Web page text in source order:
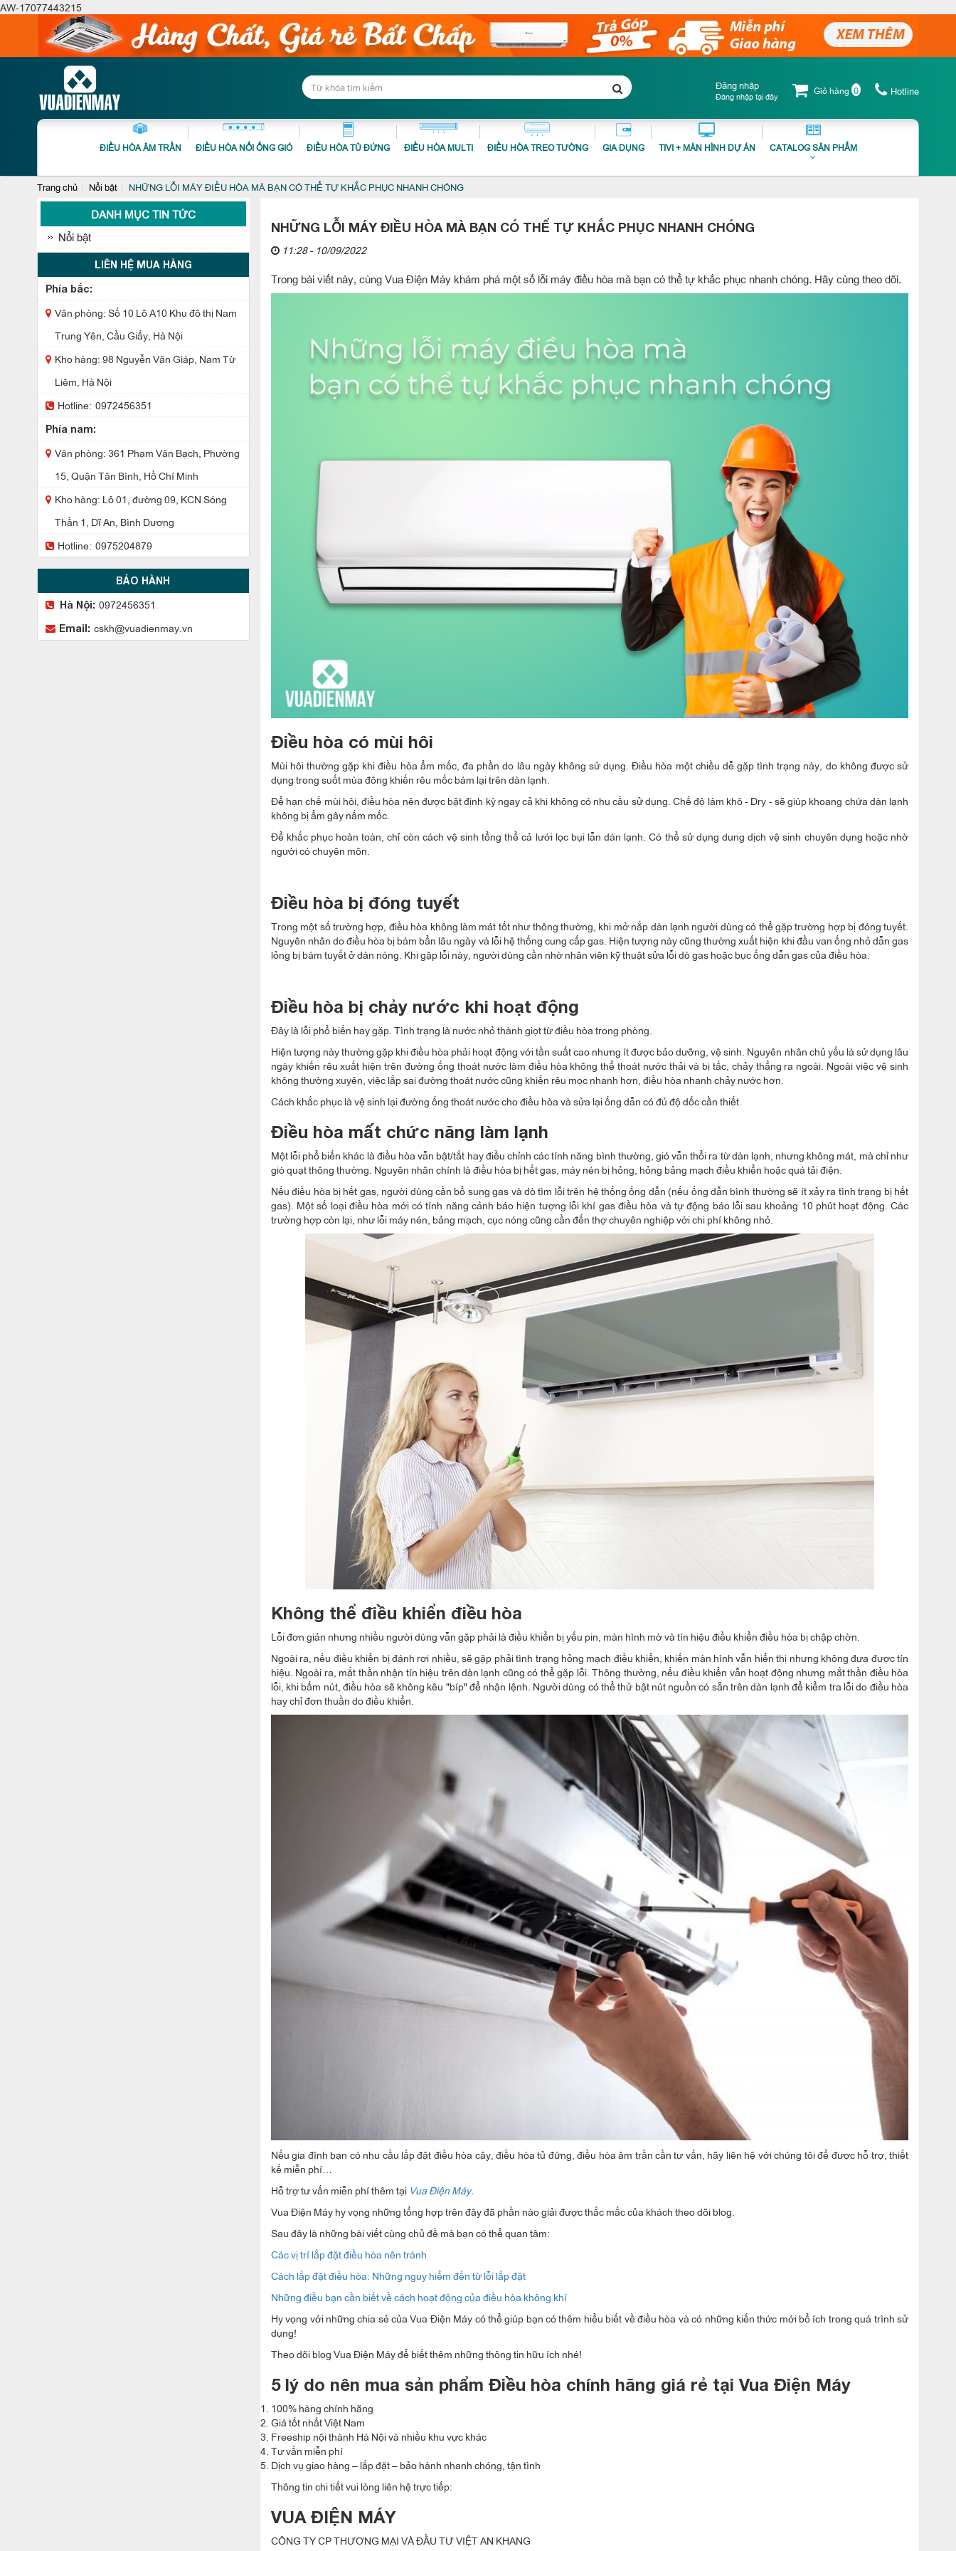
AW-17077443215
Hotline
Giỏ hàng 0
Đăng nhập
Đăng nhập tại đây
ĐIỀU HÒA ÂM TRẦN ĐIỀU HÒA NỐI ỐNG GIÓ ĐIỀU HÒA TỦ ĐỨNG ĐIỀU HÒA MULTI ĐIỀU HÒA TREO TƯỜNG GIA DỤNG TIVI + MÀN HÌNH DỰ ÁN CATALOG SẢN PHẨM
Trang chủ Nổi bật NHỮNG LỖI MÁY ĐIỀU HÒA MÀ BẠN CÓ THỂ TỰ KHẮC PHỤC NHANH CHÓNG
DANH MỤC TIN TỨC
Nổi bật
LIÊN HỆ MUA HÀNG
Phía bắc:
Văn phòng: Số 10 Lô A10 Khu đô thị Nam
Trung Yên, Cầu Giấy, Hà Nội
Kho hàng: 98 Nguyễn Văn Giáp, Nam Từ
Liêm, Hà Nội
Hotline: 0972456351
Phía nam:
Văn phòng: 361 Phạm Văn Bạch, Phường
15, Quận Tân Bình, Hồ Chí Minh
Kho hàng: Lô 01, đường 09, KCN Sóng
Thần 1, Dĩ An, Bình Dương
Hotline: 0975204879
BẢO HÀNH
Hà Nội: 0972456351
Email: cskh@vuadienmay.vn
NHỮNG LỖI MÁY ĐIỀU HÒA MÀ BẠN CÓ THỂ TỰ KHẮC PHỤC NHANH CHÓNG
11:28 - 10/09/2022
Trong bài viết này, cùng Vua Điện Máy khám phá một số lỗi máy điều hòa mà bạn có thể tự khắc phục nhanh chóng. Hãy cùng theo dõi.
Điều hòa có mùi hôi
Mùi hôi thường gặp khi điều hòa ẩm mốc, đa phần do lâu ngày không sử dụng. Điều hòa một chiều dễ gặp tình trạng này, do không được sử
dụng trong suốt mùa đông khiến rêu mốc bám lại trên dàn lạnh.
Để hạn chế mùi hôi, điều hòa nên được bật định kỳ ngay cả khi không có nhu cầu sử dụng. Chế độ làm khô - Dry - sẽ giúp khoang chứa dàn lạnh
không bị ẩm gây nấm mốc.
Để khắc phục hoàn toàn, chỉ còn cách vệ sinh tổng thể cả lưới lọc bụi lẫn dàn lạnh. Có thể sử dụng dung dịch vệ sinh chuyên dụng hoặc nhờ
người có chuyên môn.
Điều hòa bị đóng tuyết
Trong một số trường hợp, điều hòa không làm mát tốt như thông thường, khi mở nắp dàn lạnh người dùng có thể gặp trường hợp bị đóng tuyết.
Nguyên nhân do điều hòa bị bám bẩn lâu ngày và lỗi hệ thống cung cấp gas. Hiện tượng này cũng thường xuất hiện khi đầu van ống nhỏ dẫn gas
lỏng bị bám tuyết ở dàn nóng. Khi gặp lỗi này, người dùng cần nhờ nhân viên kỹ thuật sửa lỗi dò gas hoặc bục ống dẫn gas của điều hòa.
Điều hòa bị chảy nước khi hoạt động
Đây là lỗi phổ biến hay gặp. Tình trạng là nước nhỏ thành giọt từ điều hòa trong phòng.
Hiện tượng này thường gặp khi điều hòa phải hoạt động với tần suất cao nhưng ít được bảo dưỡng, vệ sinh. Nguyên nhân chủ yếu là sử dụng lâu
ngày khiến rêu xuất hiện trên đường ống thoát nước làm điều hòa không thể thoát nước thải và bị tắc, chảy thẳng ra ngoài. Ngoài việc vệ sinh
không thường xuyên, việc lắp sai đường thoát nước cũng khiến rêu mọc nhanh hơn, điều hòa nhanh chảy nước hơn.
Cách khắc phục là vệ sinh lại đường ống thoát nước cho điều hòa và sửa lại ống dẫn có đủ độ dốc cần thiết.
Điều hòa mất chức năng làm lạnh
Một lỗi phổ biến khác là điều hòa vẫn bật/tắt hay điều chỉnh các tính năng bình thường, gió vẫn thổi ra từ dàn lạnh, nhưng không mát, mà chỉ như
gió quạt thông thường. Nguyên nhân chính là điều hòa bị hết gas, máy nén bị hỏng, hỏng bảng mạch điều khiển hoặc quá tải điện.
Nếu điều hòa bị hết gas, người dùng cần bổ sung gas và dò tìm lỗi trên hệ thống ống dẫn (nếu ống dẫn bình thường sẽ ít xảy ra tình trạng bị hết
gas). Một số loại điều hòa mới có tính năng cảnh báo hiện tượng lỗi khí gas điều hòa và tự động báo lỗi sau khoảng 10 phút hoạt động. Các
trường hợp còn lại, như lỗi máy nén, bảng mạch, cục nóng cũng cần đến thợ chuyên nghiệp với chi phí không nhỏ.
Không thể điều khiển điều hòa
Lỗi đơn giản nhưng nhiều người dùng vẫn gặp phải là điều khiển bị yếu pin, màn hình mờ và tín hiệu điều khiển điều hòa bị chập chờn.
Ngoài ra, nếu điều khiển bị đánh rơi nhiều, sẽ gặp phải tình trạng hỏng mạch điều khiển, khiến màn hình vẫn hiển thị nhưng không đưa được tín
hiệu. Ngoài ra, mắt thần nhận tín hiệu trên dàn lạnh cũng có thể gặp lỗi. Thông thường, nếu điều khiển vẫn hoạt động nhưng mắt thần điều hòa
lỗi, khi bấm nút, điều hòa sẽ không kêu "bíp" để nhận lệnh. Người dùng có thể thử bật nút nguồn có sẵn trên dàn lạnh để kiểm tra lỗi do điều hòa
hay chỉ đơn thuần do điều khiển.
Nếu gia đình bạn có nhu cầu lắp đặt điều hòa cây, điều hòa tủ đứng, điều hòa âm trần cần tư vấn, hãy liên hệ với chúng tôi để được hỗ trợ, thiết
kế miễn phí…
Hỗ trợ tư vấn miễn phí thêm tại Vua Điện Máy.
Vua Điện Máy hy vọng những tổng hợp trên đây đã phần nào giải được thắc mắc của khách theo dõi blog.
Sau đây là những bài viết cùng chủ đề mà bạn có thể quan tâm:
Các vị trí lắp đặt điều hòa nên tránh
Cách lắp đặt điều hòa: Những nguy hiểm đến từ lỗi lắp đặt
Những điều bạn cần biết về cách hoạt động của điều hòa không khí
Hy vọng với những chia sẻ của Vua Điện Máy có thể giúp bạn có thêm hiểu biết về điều hòa và có những kiến thức mới bổ ích trong quá trình sử
dụng!
Theo dõi blog Vua Điện Máy để biết thêm những thông tin hữu ích nhé!
5 lý do nên mua sản phẩm Điều hòa chính hãng giá rẻ tại Vua Điện Máy
100% hàng chính hãng
Giá tốt nhất Việt Nam
Freeship nội thành Hà Nội và nhiều khu vực khác
Tư vấn miễn phí
Dịch vụ giao hàng – lắp đặt – bảo hành nhanh chóng, tận tình
Thông tin chi tiết vui lòng liên hệ trực tiếp:
VUA ĐIỆN MÁY
CÔNG TY CP THƯƠNG MẠI VÀ ĐẦU TƯ VIỆT AN KHANG